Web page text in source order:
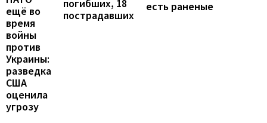
ещё во
время
войны
против
Украины:
разведка
США
оценила
угрозу
погибших, 18
пострадавших
есть раненые